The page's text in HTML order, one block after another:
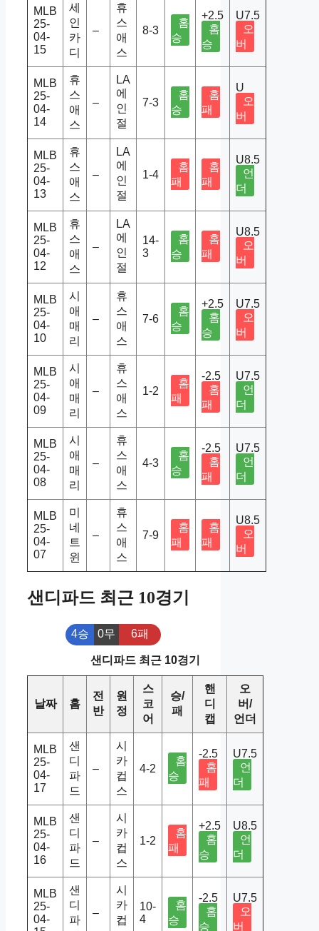
MLB
25-
04-
15
세
인
카
디
–
휴
스
애
스
8-3
홈
승
+2.5
홈
승
U7.5
오
버
MLB
25-
04-
14
휴
스
애
스
–
LA
에
인
절
7-3
홈
승
홈
패
U
오
버
MLB
25-
04-
13
휴
스
애
스
–
LA
에
인
절
1-4
홈
패
홈
패
U8.5
언
더
MLB
25-
04-
12
휴
스
애
스
–
LA
에
인
절
14-
3
홈
승
홈
패
U8.5
오
버
MLB
25-
04-
10
시
애
매
리
–
휴
스
애
스
7-6
홈
승
+2.5
홈
승
U7.5
오
버
MLB
25-
04-
09
시
애
매
리
–
휴
스
애
스
1-2
홈
패
-2.5
홈
패
U7.5
언
더
MLB
25-
04-
08
시
애
매
리
–
휴
스
애
스
4-3
홈
승
-2.5
홈
패
U7.5
언
더
MLB
25-
04-
07
미
네
트
윈
–
휴
스
애
스
7-9
홈
패
홈
패
U8.5
오
버
샌디파드 최근 10경기
4승 0무 6패
샌디파드 최근 10경기
날짜 홈
전
반
원
정
스
코
어
승/
패
핸
디
캡
오
버/
언더
MLB
25-
04-
17
샌
디
파
드
–
시
카
컵
스
4-2
홈
승
-2.5
홈
패
U7.5
언
더
MLB
25-
04-
16
샌
디
파
드
–
시
카
컵
스
1-2
홈
패
+2.5
홈
승
U8.5
언
더
MLB
25-
04-
샌
디
파
–
시
카
컵
10-
4
홈
승
-2.5
홈
승
U7.5
오
버